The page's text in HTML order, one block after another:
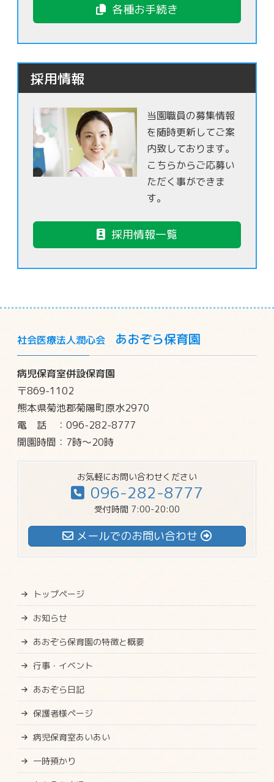
各種お手続き
採用情報
当園職員の募集情報
を随時更新してご案
内致しております。
こちらからご応募い
ただく事ができま
す。
採用情報一覧
社会医療法人潤心会 あおぞら保育園
病児保育室併設保育園
〒869-1102
熊本県菊池郡菊陽町原水2970
電話
：096-282-8777
開園時間：7時～20時
お気軽にお問い合わせください
096-282-8777
受付時間 7:00-20:00
メールでのお問い合わせ
トップページ
お知らせ
あおぞら保育園の特徴と概要
行事・イベント
あおぞら日記
保護者様ページ
病児保育室あいあい
一時預かり